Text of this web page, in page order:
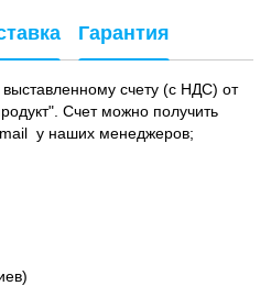
Гарантия
счету (с НДС) от
Счет можно получить
у наших менеджеров;